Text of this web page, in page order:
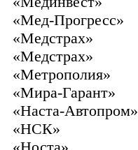
«Мед-Прогресс»
«Медстрах»
«Медстрах»
«Метрополия»
«Мира-Гарант»
«Наста-Автопром»
«НСК»